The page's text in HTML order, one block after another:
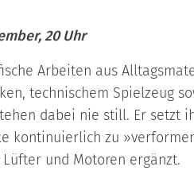
20 Uhr
Arbeiten aus
technischem Spielzeug
dabei nie still. Er setzt
kontinuierlich zu
und Motoren ergänzt.